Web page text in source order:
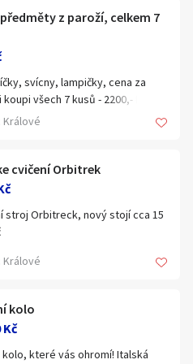
v obchodě Armik na adrese
271, Žatec nebo online na
kalhoty-brandit-us-
.
výdejním boxu ArmikBox nebo
osobní kontrolu kompletnosti a
podle návodů. Jedná se o tyto
& Clark: Cesta na severozápad:
390,-
zavináč email.cz
z paroží, celkem 7
svícny, lampičky, cena za
všech 7 kusů - 2200,- Kč.
Králové
cvičení Orbitrek
stroj Orbitreck, nový stojí cca 15
Králové
kolo
Kč
kolo, které vás ohromí! Italská